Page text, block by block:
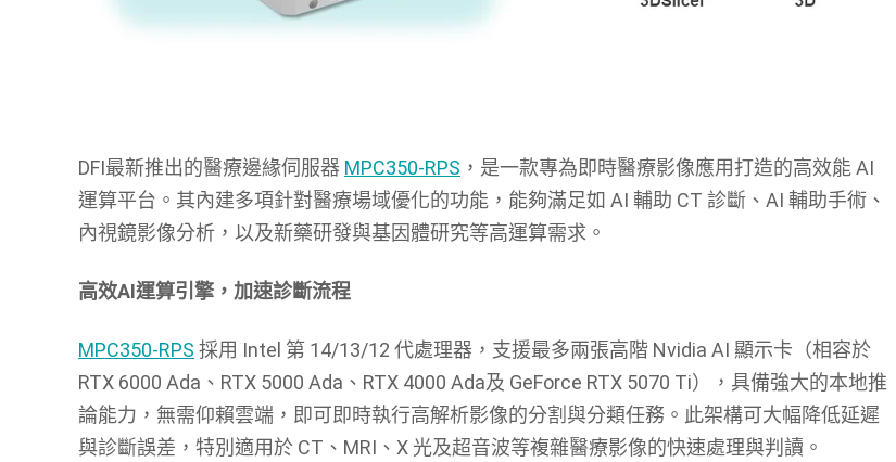
DFI最新推出的醫療邊緣伺服器 MPC350-RPS ，是一款專為即時醫療影像應用打造的高效能 AI
運算平台。其內建多項針對醫療場域優化的功能，能夠滿足如 AI 輔助 CT 診斷、AI 輔助手術、
內視鏡影像分析，以及新藥研發與基因體研究等高運算需求。
高效AI運算引擎，加速診斷流程
MPC350-RPS 採用 Intel 第 14/13/12 代處理器，支援最多兩張高階 Nvidia AI 顯示卡（相容於
RTX 6000 Ada、RTX 5000 Ada、RTX 4000 Ada及 GeForce RTX 5070 Ti），具備強大的本地推
論能力，無需仰賴雲端，即可即時執行高解析影像的分割與分類任務。此架構可大幅降低延遲
與診斷誤差，特別適用於 CT、MRI、X 光及超音波等複雜醫療影像的快速處理與判讀。